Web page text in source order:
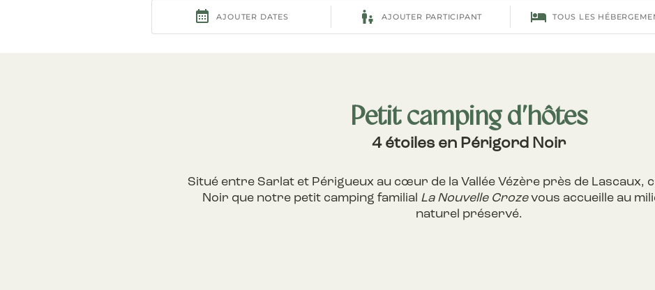
Petit camping d’hôtes
4 étoiles en Périgord Noir
Situé entre Sarlat et Périgueux au cœur de la Vallée Vézère près de Lascaux,
Noir que notre petit camping familial La Nouvelle Crozevous accueille au
naturel préservé.